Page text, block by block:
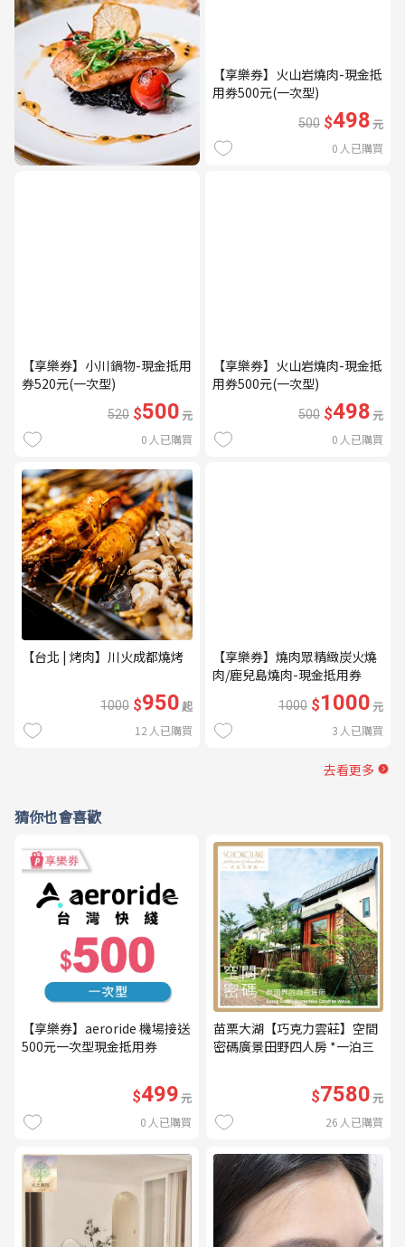
【享樂券】火山岩燒肉-現金抵
用券500元(一次型)
500 $498元
0 人已購買
【享樂券】小川鍋物-現金抵用
券520元(一次型)
520 $500元
0 人已購買
【享樂券】火山岩燒肉-現金抵
用券500元(一次型)
500 $498元
0 人已購買
【台北 | 烤肉】川火成都燒烤
1000 $950起
12 人已購買
【享樂券】燒肉眾精緻炭火燒
肉/鹿兒島燒肉-現金抵用券
1000 $1000元
3 人已購買
去看更多
猜你也會喜歡
【享樂券】aeroride 機場接送
500元一次型現金抵用券
$499元
0 人已購買
苗栗大湖【巧克力雲莊】空間
密碼廣景田野四人房 *一泊三
$7580元
26 人已購買